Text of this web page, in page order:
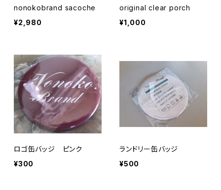
nonokobrand sacoche
¥2,980
original clear porch
¥1,000
ロゴ缶バッジ ピンク
¥300
ランドリー缶バッジ
¥500